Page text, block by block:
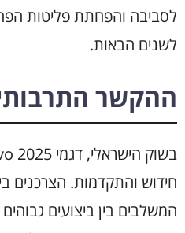
לסביבה והפחתת פליטות
לשנים הבאות.
ההקשר
חידוש והתקדמות. הצרכנים
המשלבים בין ביצועים